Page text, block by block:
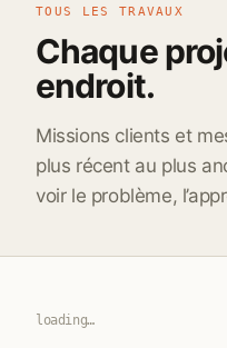
TOUS LES TRAVAUX
Chaque
endroit.
Missions clients et
plus récent au plus
voir le problème,
loading…